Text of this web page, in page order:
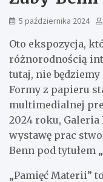
5 października 2024
Oto ekspozycja,
różnorodnością
tutaj, nie
Formy z papieru
multimedialnej
2024 roku, Galeria
wystawę prac
Benn pod tytułem
„Pamięć Materii”